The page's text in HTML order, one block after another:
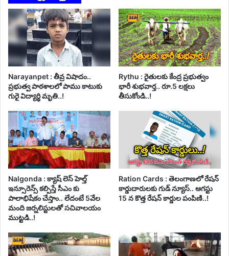
Narayanpet : తీవ్ర విషాదం..
ప్రభుత్వ పాఠశాలలో పాము కాటుకు
గురై విద్యార్థి మృతి..!
Rythu : రైతులకు కేంద్ర ప్రభుత్వం
భారీ శుభవార్త.. రూ.5 లక్షలు
తీసుకోండి..!
Nalgonda : క్యాష్ లెస్ హెల్త్
ఇన్సూరెన్స్ కల్పిస్తే సీఎం కు
పాలాభిషేకం చేస్తాం.. లేదంటే 5వేల
మంది జర్నలిస్టులతో సచివాలయం
ముట్టడి..!
Ration Cards : తెలంగాణలో రేషన్
కార్డుదారులకు గుడ్ న్యూస్.. ఆగస్టు
15 న కొత్త రేషన్ కార్డుల పంపిణి..!